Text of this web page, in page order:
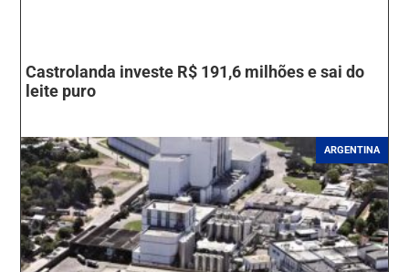
Castrolanda investe R$ 191,6 milhões e sai do
leite puro
ARGENTINA